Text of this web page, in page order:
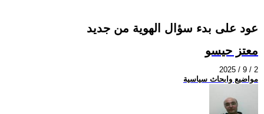
عود على بدء سؤال الهوية من جديد
معتز حيسو
2025 / 9 / 2
مواضيع وابحاث سياسية